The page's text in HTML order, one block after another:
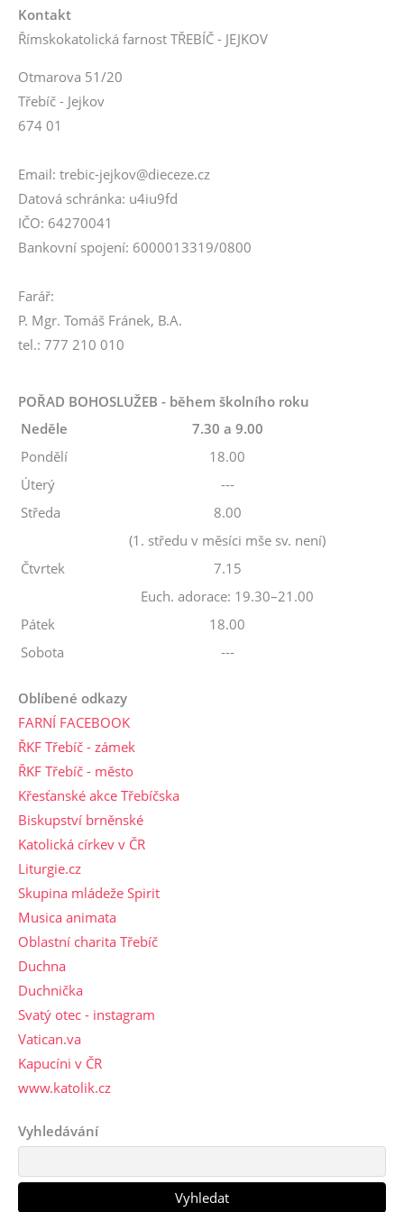
Kontakt
Římskokatolická farnost TŘEBÍČ - JEJKOV
Otmarova 51/20
Třebíč - Jejkov
674 01
Email: trebic-jejkov@dieceze.cz
Datová schránka: u4iu9fd
IČO: 64270041
Bankovní spojení: 6000013319/0800
Farář:
P. Mgr. Tomáš Fránek, B.A.
tel.: 777 210 010
POŘAD BOHOSLUŽEB - během školního roku
Neděle
7.30 a 9.00
Pondělí
18.00
Úterý
---
Středa
8.00
(1. středu v měsíci mše sv. není)
Čtvrtek
7.15
Euch. adorace: 19.30–21.00
Pátek
18.00
Sobota
---
Oblíbené odkazy
FARNÍ FACEBOOK
ŘKF Třebíč - zámek
ŘKF Třebíč - město
Křesťanské akce Třebíčska
Biskupství brněnské
Katolická církev v ČR
Liturgie.cz
Skupina mládeže Spirit
Musica animata
Oblastní charita Třebíč
Duchna
Duchnička
Svatý otec - instagram
Vatican.va
Kapucíni v ČR
www.katolik.cz
Vyhledávání